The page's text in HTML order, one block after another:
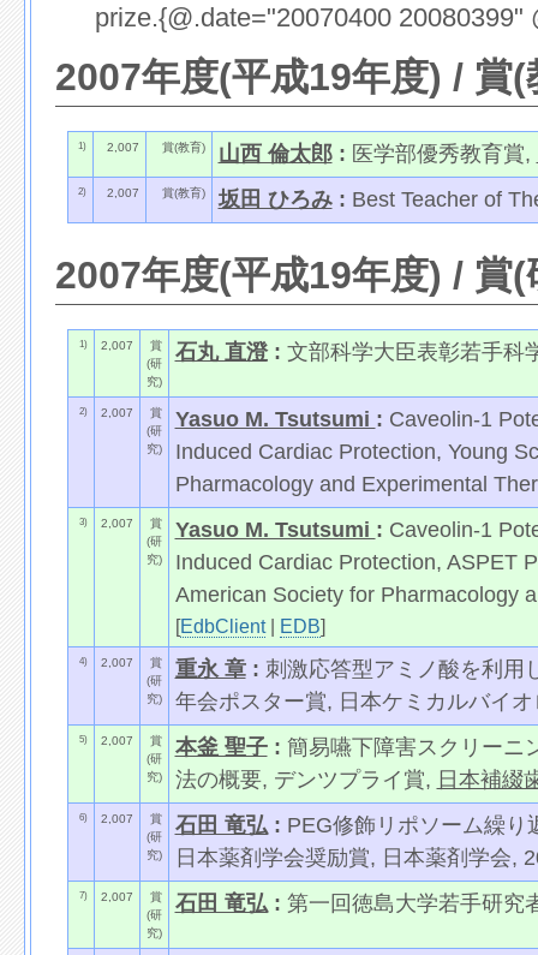
prize.{@.date="20070400 20080399"
2007年度(平成19年度) / 賞(
1) 2,007 賞(教育) 山西 倫太郎: 医学部優秀教育賞,
2) 2,007 賞(教育) 坂田 ひろみ: Best Teacher of
2007年度(平成19年度) / 賞(
1) 2,007
賞
(研
究)
石丸 直澄: 文部科学大臣表彰若手科
2) 2,007
賞
(研
究)
Yasuo M. Tsutsumi : Caveolin-1
Induced Cardiac Protection, Young
Pharmacology and Experimental
3) 2,007
賞
(研
究)
Yasuo M. Tsutsumi : Caveolin-1
Induced Cardiac Protection, ASPET
American Society for Pharmacology
[EdbClient| EDB]
4) 2,007
賞
(研
究)
重永 章: 刺激応答型アミノ酸を利
年会ポスター賞, 日本ケミカルバイ
5) 2,007
賞
(研
究)
本釜 聖子: 簡易嚥下障害スクリーニ
法の概要, デンツプライ賞, 日本補綴
6) 2,007
賞
(研
究)
石田 竜弘: PEG修飾リポソーム繰り
日本薬剤学会奨励賞, 日本薬剤学会,
7) 2,007
賞
(研
究)
石田 竜弘: 第一回徳島大学若手研究